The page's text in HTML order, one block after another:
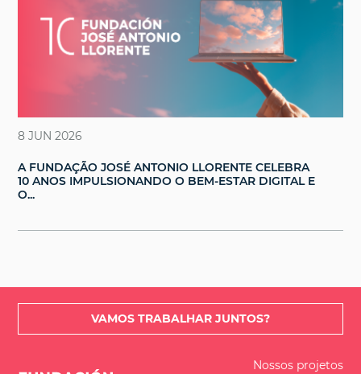
8 JUN 2026
A FUNDAÇÃO JOSÉ ANTONIO LLORENTE CELEBRA
10 ANOS IMPULSIONANDO O BEM-ESTAR DIGITAL E
O...
VAMOS TRABALHAR JUNTOS?
Nossos projetos